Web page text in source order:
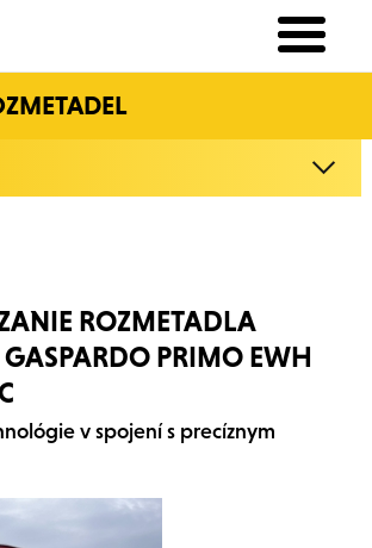
ROZMETADLA
PRIMO EWH
v spojení s precíznym